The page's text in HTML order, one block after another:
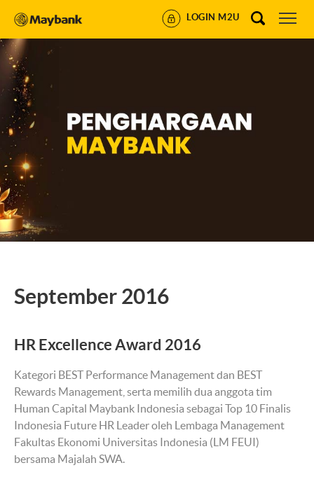
LOGIN M2U
September 2016
HR Excellence Award 2016
Kategori BEST Performance Management dan BEST
Rewards Management, serta memilih dua anggota tim
Human Capital Maybank Indonesia sebagai Top 10 Finalis
Indonesia Future HR Leader oleh Lembaga Management
Fakultas Ekonomi Universitas Indonesia (LM FEUI)
bersama Majalah SWA.